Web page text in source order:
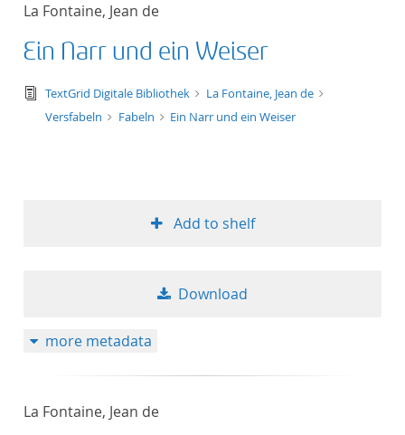
La Fontaine, Jean de
Ein Narr und ein Weiser
text/tg.edition+tg.aggregation+xml
TextGrid Digitale Bibliothek
La Fontaine, Jean de
Versfabeln
Fabeln Ein Narr und ein Weiser
Add to shelf
Download
more metadata
La Fontaine, Jean de